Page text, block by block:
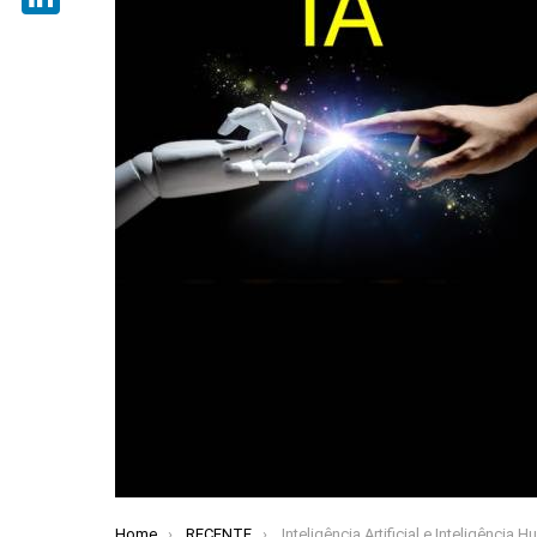
Home RECENTE Inteligência Artificial e Inteligência